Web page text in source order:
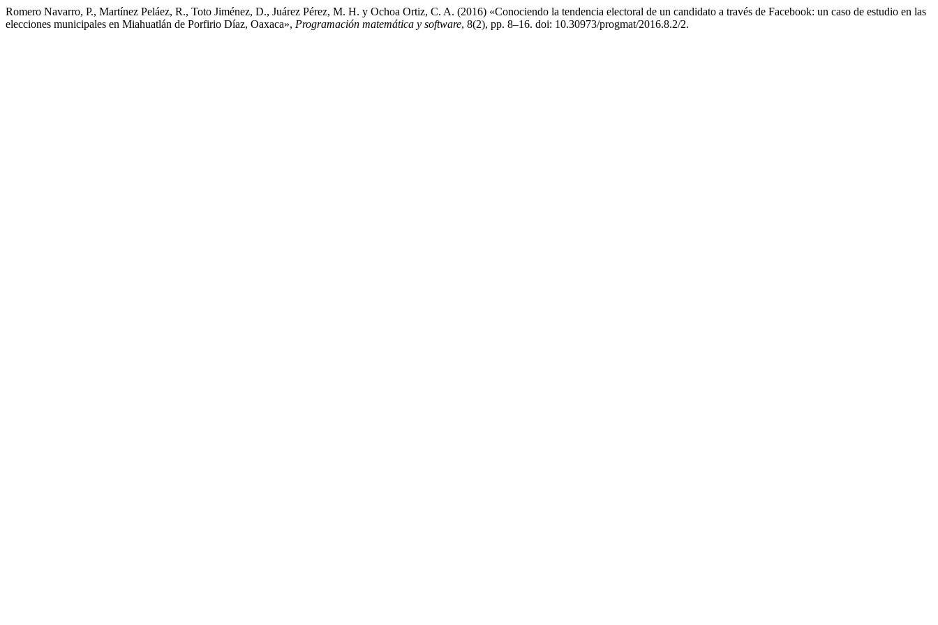
Romero Navarro, P., Martínez Peláez, R., Toto Jiménez, D., Juárez Pérez, M. H. y Ochoa Ortiz, C. A. (2016) «Conociendo la tendencia electoral de un candidato a través de Facebook: un caso de estudio en las
elecciones municipales en Miahuatlán de Porfirio Díaz, Oaxaca», Programación matemática y software, 8(2), pp. 8–16. doi: 10.30973/progmat/2016.8.2/2.